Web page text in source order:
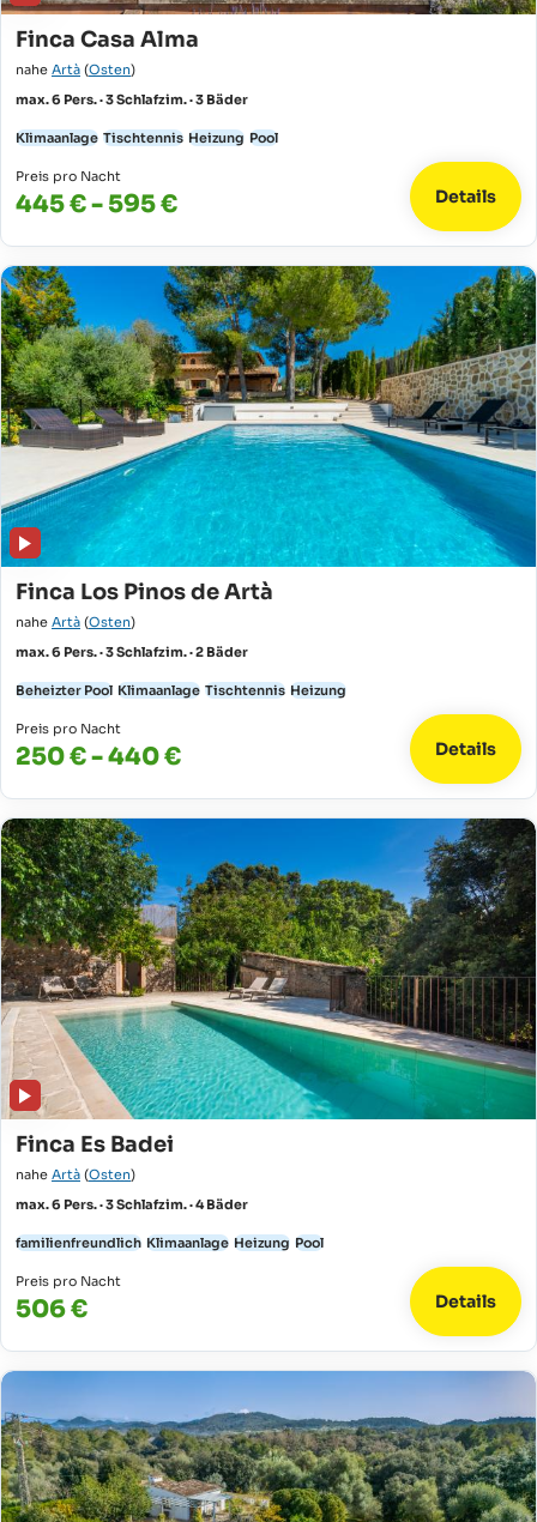
Finca Casa Alma
nahe Artà (Osten)
max. 6 Pers. · 3 Schlafzim. · 3 Bäder
Klimaanlage Tischtennis Heizung Pool
Preis pro Nacht
445 € - 595 € Details
Finca Los Pinos de Artà
nahe Artà (Osten)
max. 6 Pers. · 3 Schlafzim. · 2 Bäder
Beheizter Pool Klimaanlage Tischtennis Heizung
Preis pro Nacht
250 € - 440 € Details
Finca Es Badei
nahe Artà (Osten)
max. 6 Pers. · 3 Schlafzim. · 4 Bäder
familienfreundlich Klimaanlage Heizung Pool
Preis pro Nacht
506 € Details